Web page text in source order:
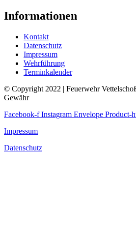
Informationen
Kontakt
Datenschutz
Impressum
Wehrführung
Terminkalender
© Copyright 2022 | Feuerwehr
Gewähr
Facebook-f Instagram Envelope Product-
Impressum
Datenschutz